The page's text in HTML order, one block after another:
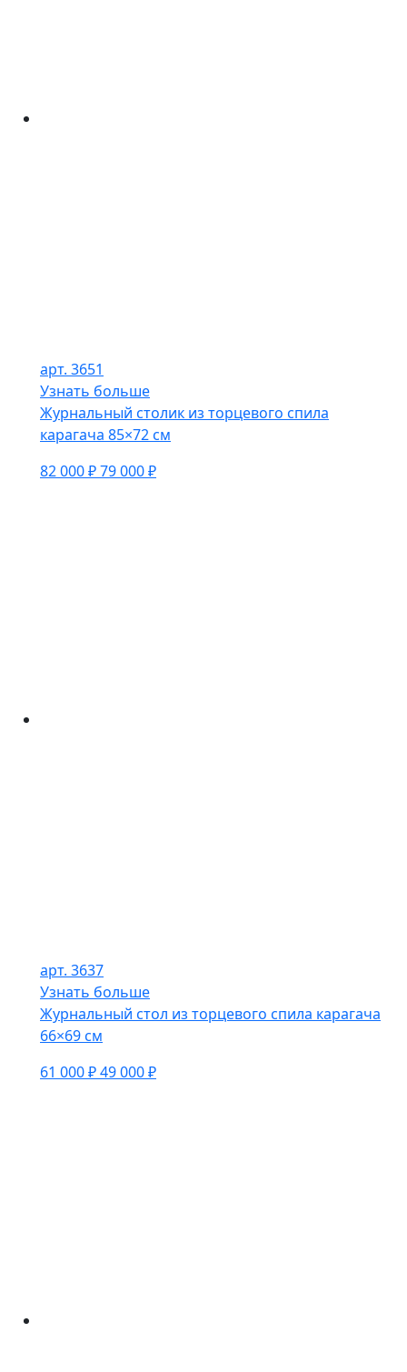
арт. 3651
Узнать больше
Журнальный столик из торцевого спила
карагача 85×72 см
82 000 ₽79 000 ₽
арт. 3637
Узнать больше
Журнальный стол из торцевого спила карагача
66×69 см
61 000 ₽49 000 ₽